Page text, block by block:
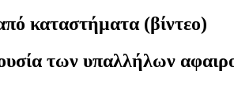
καταστήματα (βίντεο)
των υπαλλήλων